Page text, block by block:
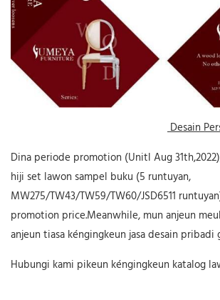
Desain
Dina periode promotion (Unitl Aug
hiji set lawon sampel buku (5 runtuyan,
MW275/TW43/TW59/TW60/JSD6511
promotion price.Meanwhile, mun anjeun
anjeun tiasa kéngingkeun jasa desain pribadi
Hubungi kami pikeun kéngingkeun katalog